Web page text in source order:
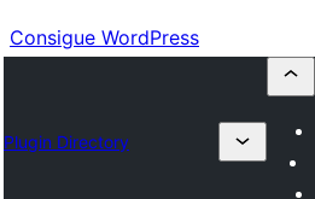
Consigue WordPress
Plugin Directory